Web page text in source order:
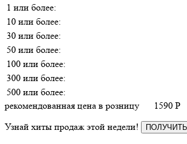
1 или более:
10 или более:
30 или более:
50 или более:
100 или более:
300 или более:
500 или более:
рекомендованная цена в розницу
1590 P
Узнай хиты продаж этой недели!
ПОЛУЧИТЬ